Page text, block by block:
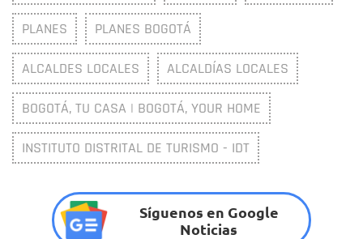
PLANES PLANES BOGOTÁ
ALCALDES LOCALES ALCALDÍAS LOCALES
BOGOTÁ, TU CASA | BOGOTÁ, YOUR HOME
INSTITUTO DISTRITAL DE TURISMO - IDT
Síguenos en Google
Noticias